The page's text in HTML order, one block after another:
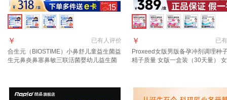
已有人评价
￥
合生元（BIOSTIME）小鼻舒儿童益生菌益
生元鼻炎鼻塞鼻敏三联活菌婴幼儿益生菌
已有
￥
Proxeed女版男版备孕冲剂调理种
精子质量 女版一盒装（30天量）